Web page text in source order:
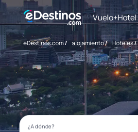
Vuelo+Hotel
eDestinos.com/ alojamiento/ Hoteles/